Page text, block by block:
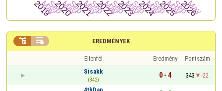
EREDMÉNYEK
 
Ellenfél Eredmény
Pontszám
Sisakk
(342)
0 - 4 343
-22
4thDan